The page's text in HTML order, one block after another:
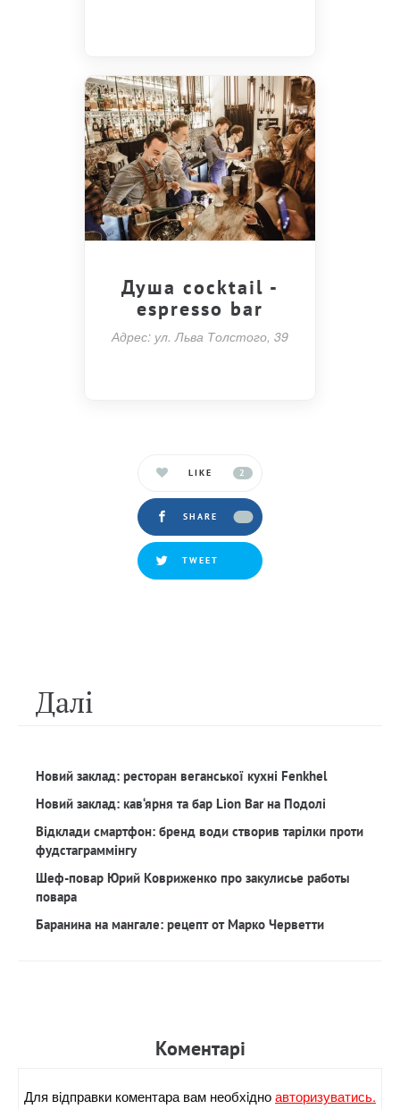
Душа cocktail -
espresso bar
Адрес: ул. Льва Толстого, 39
LIKE 2
SHARE
TWEET
Далi
Новий заклад: ресторан веганської кухні Fenkhel
Новий заклад: кав‘ярня та бар Lion Bar на Подолі
Відклади смартфон: бренд води створив тарілки проти
фудстаграммінгу
Шеф-повар Юрий Ковриженко про закулисье работы
повара
Баранина на мангале: рецепт от Марко Черветти
Коментарi
Для вiдправки коментара вам необхiдноавторизуватись.